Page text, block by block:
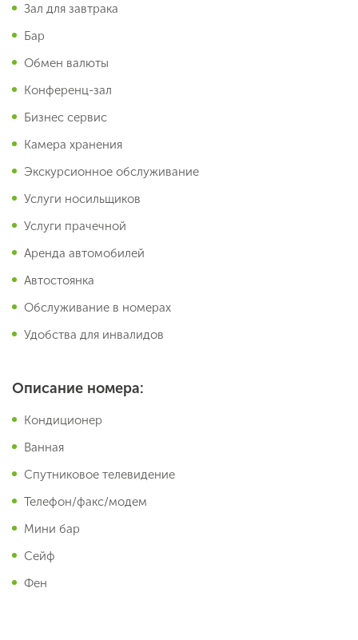
Зал для завтрака
Бар
Обмен валюты
Конференц-зал
Бизнес сервис
Камера хранения
Экскурсионное обслуживание
Услуги носильщиков
Услуги прачечной
Аренда автомобилей
Автостоянка
Обслуживание в номерах
Удобства для инвалидов
Описание номера:
Кондиционер
Ванная
Спутниковое телевидение
Телефон/факс/модем
Мини бар
Сейф
Фен